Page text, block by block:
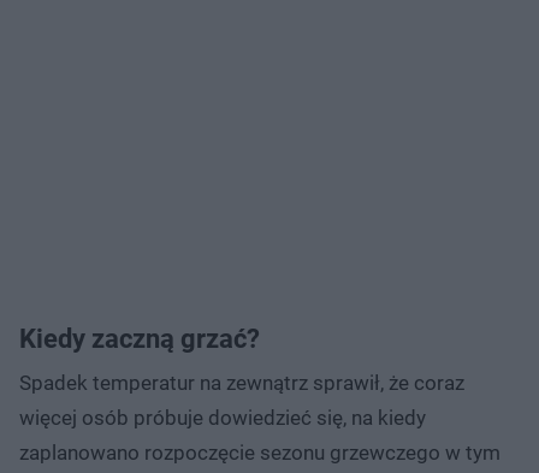
Kiedy zaczną grzać?
Spadek temperatur na zewnątrz sprawił, że coraz
więcej osób próbuje dowiedzieć się, na kiedy
zaplanowano rozpoczęcie sezonu grzewczego w tym